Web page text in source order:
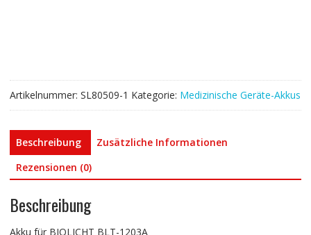
Artikelnummer: SL80509-1 Kategorie: Medizinische Geräte-Akkus
Beschreibung
Zusätzliche Informationen
Rezensionen (0)
Beschreibung
Akku für BIOLICHT BLT-1203A